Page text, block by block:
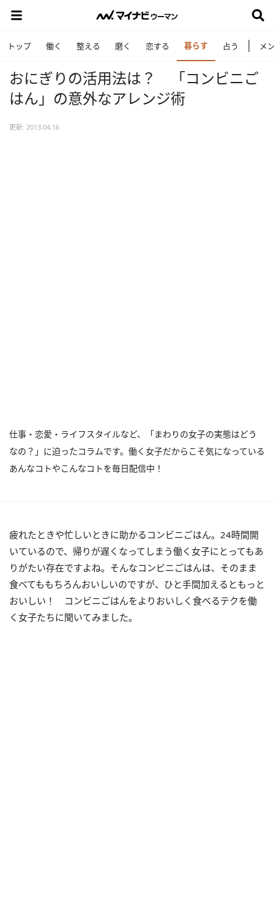
トップ 働く 整える 磨く 恋する 暮らす 占う メ
おにぎりの活用法は？ 「コンビニご
はん」の意外なアレンジ術
更新: 2013.04.16
仕事・恋愛・ライフスタイルなど、「まわりの女子の実態はどう
なの？」に迫ったコラムです。働く女子だからこそ気になっている
あんなコトやこんなコトを毎日配信中！
疲れたときや忙しいときに助かるコンビニごはん。24時間開
いているので、帰りが遅くなってしまう働く女子にとってもあ
りがたい存在ですよね。そんなコンビニごはんは、そのまま
食べてももちろんおいしいのですが、ひと手間加えるともっと
おいしい！ コンビニごはんをよりおいしく食べるテクを働
く女子たちに聞いてみました。